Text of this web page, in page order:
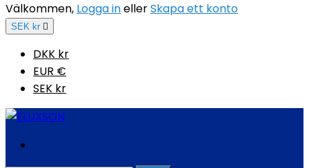
Välkommen, Logga inellerSkapa ett konto
SEK kr 
DKK kr
EUR €
SEK kr